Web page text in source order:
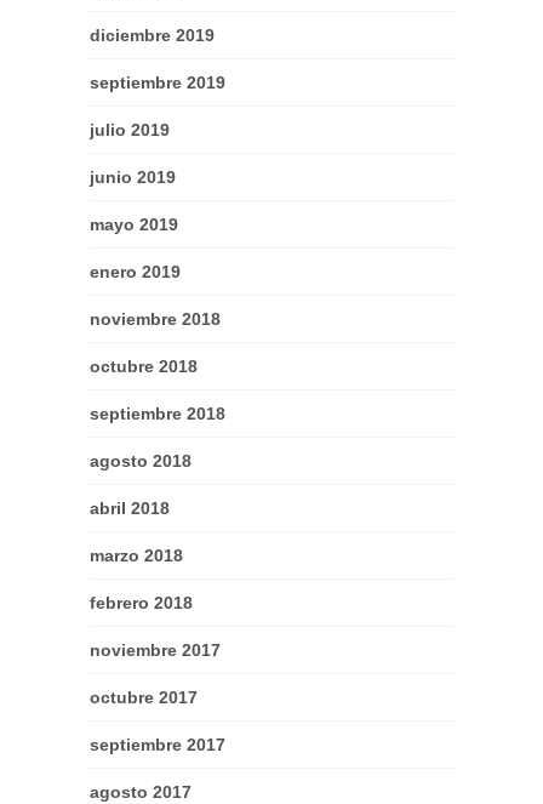
diciembre 2019
septiembre 2019
julio 2019
junio 2019
mayo 2019
enero 2019
noviembre 2018
octubre 2018
septiembre 2018
agosto 2018
abril 2018
marzo 2018
febrero 2018
noviembre 2017
octubre 2017
septiembre 2017
agosto 2017